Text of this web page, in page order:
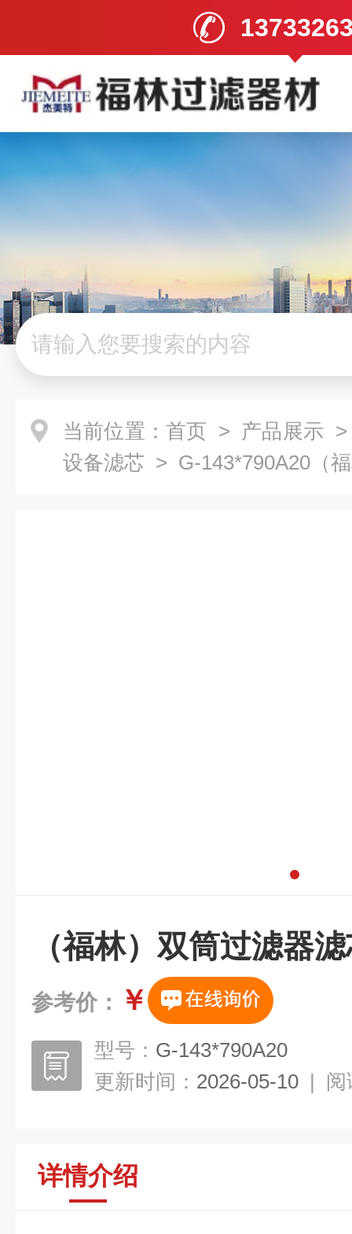
当前位置： 首页 > 产品展示
设备滤芯 > G-143*790A20（
（福林）双筒过滤器
参考价： ￥
型号： G-143*790A20
更新时间： 2026-05-10 | 阅
详情介绍